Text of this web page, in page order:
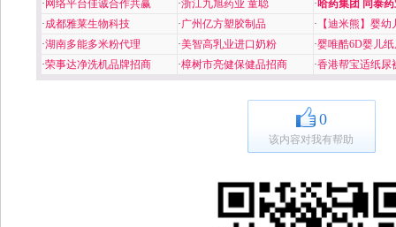
· 网络平台佳诚合作共赢 ·浙江九旭药业 童聪 ·哈药集团 同泰
·成都雅莱生物科技 ·广州亿方塑胶制品 · 【迪米熊】婴幼
·湖南多能多米粉代理 ·美智高乳业进口奶粉 ·婴唯酷6D婴儿
·荣事达净洗机品牌招商 ·樟树市亮健保健品招商 ·香港帮宝适纸尿
0
该内容对我有帮助